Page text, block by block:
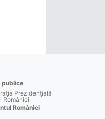
Prezidenţială
României
României